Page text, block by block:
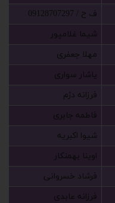
‫ف ح / 09128707297‬‏
‫شیما غلامپور‬‏
‫مهلا جعفری‬‏
‫یاشار سواری‬‏
‫فرزانه دژم‬‏
‫فاطمه جابری‬‏
‫شیوا اکبریه‬‏
‫اوینا بهمنکار‬‏
‫فرشاد خسروانی‬‏
‫فرزانه عابدی‬‏